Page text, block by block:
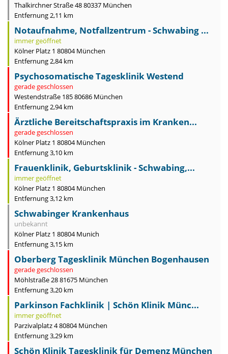
Thalkirchner Straße 48 80337 München
Entfernung 2,11 km
Notaufnahme, Notfallzentrum - Schwabing ...
immer geöffnet
Kölner Platz 1 80804 München
Entfernung 2,84 km
Psychosomatische Tagesklinik Westend
gerade geschlossen
Westendstraße 185 80686 München
Entfernung 2,94 km
Ärztliche Bereitschaftspraxis im Kranken...
gerade geschlossen
Kölner Platz 1 80804 München
Entfernung 3,10 km
Frauenklinik, Geburtsklinik - Schwabing,...
immer geöffnet
Kölner Platz 1 80804 München
Entfernung 3,12 km
Schwabinger Krankenhaus
unbekannt
Kölner Platz 1 80804 Munich
Entfernung 3,15 km
Oberberg Tagesklinik München Bogenhausen
gerade geschlossen
Möhlstraße 28 81675 München
Entfernung 3,20 km
Parkinson Fachklinik | Schön Klinik Münc...
immer geöffnet
Parzivalplatz 4 80804 München
Entfernung 3,29 km
Schön Klinik Tagesklinik für Demenz München